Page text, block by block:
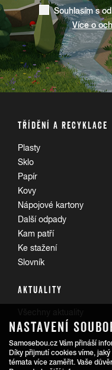
Souhlasím s
Více o
TŘÍDĚNÍ A RECYKLACE
Plasty
Sklo
Papír
Kovy
Nápojové kartony
Další odpady
Kam patří
Ke stažení
Slovník
AKTUALITY
NASTAVENÍ
Samosebou.cz Vám přináší
Díky přijmutí cookies víme,
témata více zaměřit. Vaše